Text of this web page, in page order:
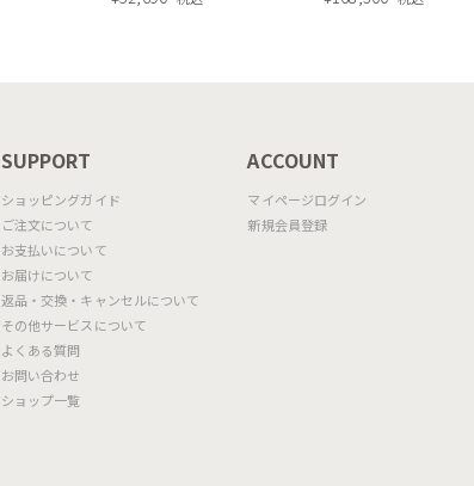
SUPPORT
ショッピングガイド
ご注文について
お支払いについて
お届けについて
返品・交換・キャンセルについて
その他サービスについて
よくある質問
お問い合わせ
ショップ一覧
ACCOUNT
マイページログイン
新規会員登録